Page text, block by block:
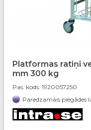
Platformas ratiņi
mm 300 kg
Pas. kods: 1920057250
Paredzamais piegādes